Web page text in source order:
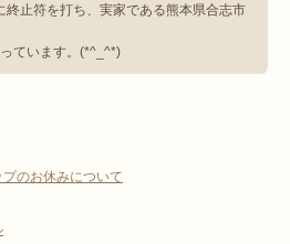
止符を打ち、実家である熊本県合志市
ています。(*^_^*)
のお休みについて